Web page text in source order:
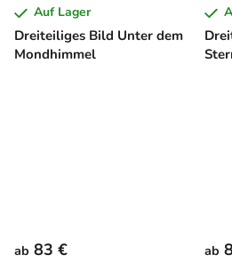
Dreiteiliges Bild Unter dem
Mondhimmel
Auf Lager
ab 83 € ab